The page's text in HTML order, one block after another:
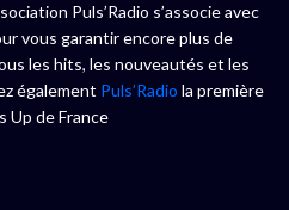
Puls’Radio s’associe avec
vous garantir encore plus de
les hits, les nouveautés et les
également Puls’Radio la première
Up de France